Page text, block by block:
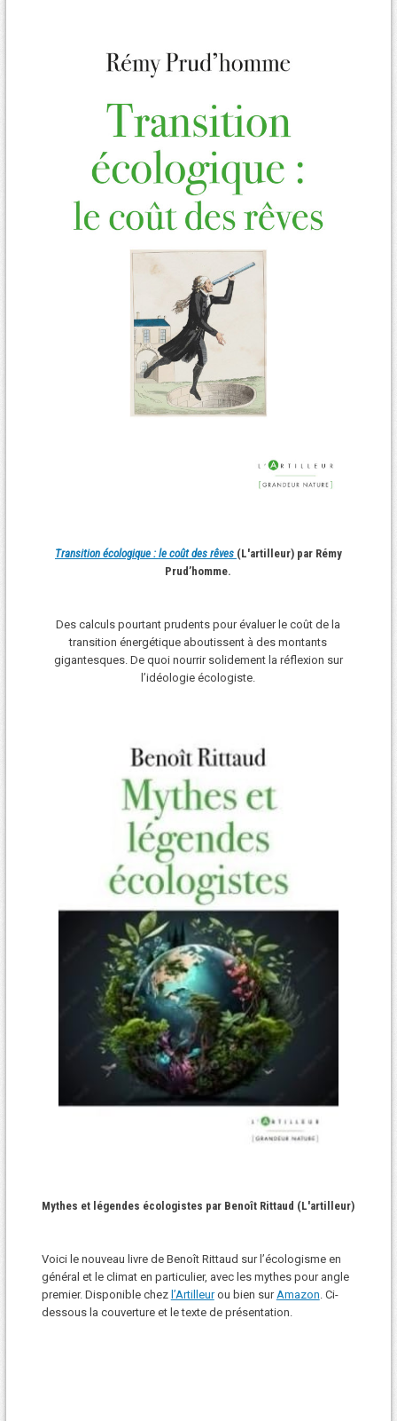
Transition écologique : le coût des rêves (L'artilleur) par Rémy
Prud’homme.
Des calculs pourtant prudents pour évaluer le coût de la
transition énergétique aboutissent à des montants
gigantesques. De quoi nourrir solidement la réflexion sur
l’idéologie écologiste.
Mythes et légendes écologistes par Benoît Rittaud (L'artilleur)
Voici le nouveau livre de Benoît Rittaud sur l’écologisme en
général et le climat en particulier, avec les mythes pour angle
premier. Disponible chez l’Artilleurou bien sur Amazon . Ci-
dessous la couverture et le texte de présentation.